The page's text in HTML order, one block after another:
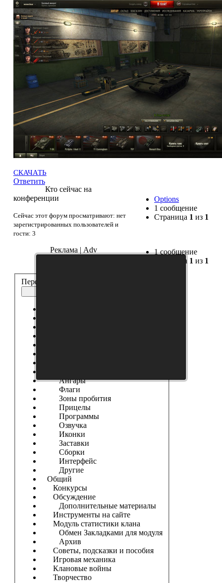
СКАЧАТЬ
Ответить
Options
1 сообщение
Страница 1 из 1
1 сообщение
Страница 1 из 1
Перейти:
Ангары
Флаги
Зоны пробития
Прицелы
Программы
Озвучка
Иконки
Заставки
Сборки
Интерфейс
Другие
Общий
Конкурсы
Обсуждение
Дополнительные материалы
Инструменты на сайте
Модуль статистики клана
Обмен Закладками для модуля
Архив
Советы, подсказки и пособия
Игровая механика
Клановые войны
Творчество
Кто сейчас на
конференции
Сейчас этот форум просматривают: нет
зарегистрированных пользователей и
гости: 3
Реклама | Adv